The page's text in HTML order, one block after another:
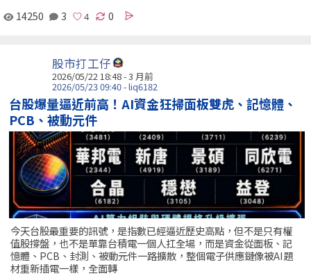
14250
3 0
股市打工仔
2026/05/22 18:48 - 3 月前
2026/05/23 09:40 - liq6182
台股爆量逼近前高！AI資金狂掃面板雙虎、記憶體、
PCB、被動元件
今天台股最重要的訊號，是指數已經逼近歷史高點，但不是只有權
值股撐盤，也不是單靠台積電一個人扛全場，而是資金從面板、記
憶體、PCB、封測、被動元件一路擴散，整個電子供應鏈像被AI題
材重新插電一樣，全面轉